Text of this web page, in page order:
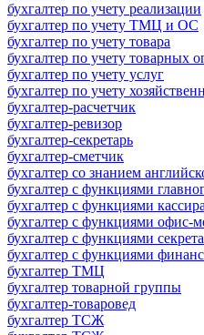
бухгалтер по учету реализации
бухгалтер по учету ТМЦ и ОС
бухгалтер по учету товара
бухгалтер по учету товарных
бухгалтер по учету услуг
бухгалтер по учету
бухгалтер-расчетчик
бухгалтер-ревизор
бухгалтер-секретарь
бухгалтер-сметчик
бухгалтер со знанием
бухгалтер с функциями
бухгалтер с функциями кассира
бухгалтер с функциями офис-
бухгалтер с функциями
бухгалтер с функциями
бухгалтер ТМЦ
бухгалтер товарной группы
бухгалтер-товаровед
бухгалтер ТСЖ